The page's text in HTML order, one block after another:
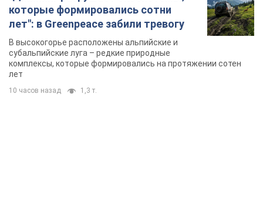
которые формировались сотни
лет": в Greenpeace забили тревогу
В высокогорье расположены альпийские и
субальпийские луга – редкие природные
комплексы, которые формировались на протяжении сотен
лет
10 часов назад 1,3 т.